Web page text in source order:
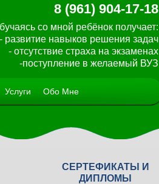
8 (961) 904-17-18
со мной ребёнок получает:
- развитие навыков решения задач
- отсутствие страха на экзаменах
-поступление в желаемый ВУЗ
Услуги Обо Мне
СЕРТЕФИКАТЫ И
ДИПЛОМЫ
< >